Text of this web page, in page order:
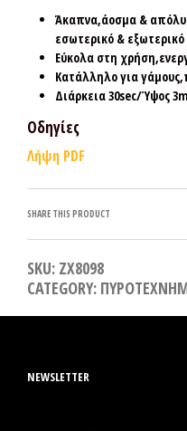
Άκαπνα,άοσμα &
εσωτερικό &
Εύκολα στη
Κατάλληλο για
Διάρκεια 30sec/Ύψος 3m
Οδηγίες
Λήψη PDF
SHARE THIS PRODUCT
SKU: ΖΧ8098
CATEGORY:
NEWSLETTER